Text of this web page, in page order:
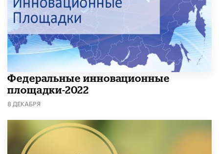
Федеральные инновационные
площадки-2022
8 ДЕКАБРЯ